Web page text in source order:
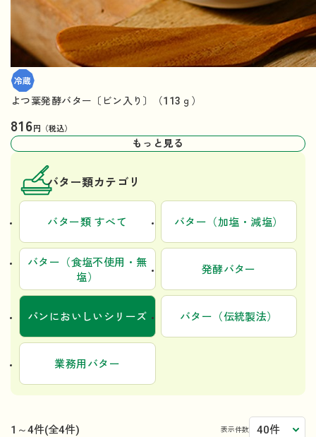
よつ葉発酵バター〔ビン入り〕（113ｇ）
816円（税込）
もっと見る
バター類カテゴリ
バター類 すべて バター（加塩・減塩）
バター（食塩不使用・無
塩）
発酵バター
パンにおいしいシリーズ バター（伝統製法）
業務用バター
1～4件(全4件) 表示件数 40件